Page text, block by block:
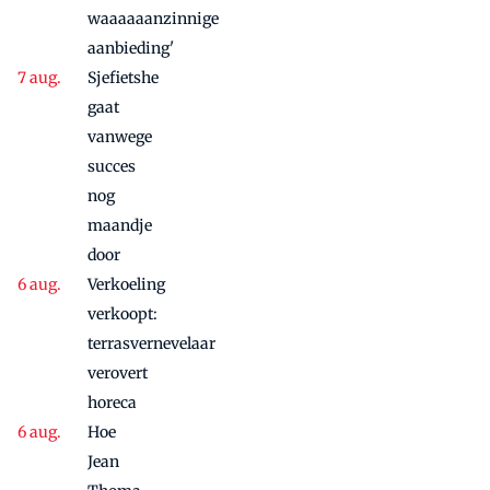
waaaaaanzinnige
aanbieding'
Sjefietshe
gaat
vanwege
succes
nog
maandje
door
Verkoeling
verkoopt:
terrasvernevelaar
verovert
horeca
Hoe
Jean